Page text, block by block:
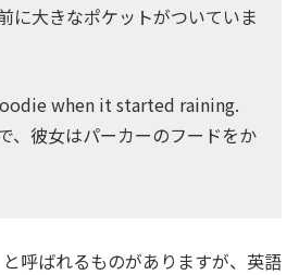
に大きなポケットがついていま
when it started raining.
、彼女はパーカーのフードをか
呼ばれるものがありますが、英語